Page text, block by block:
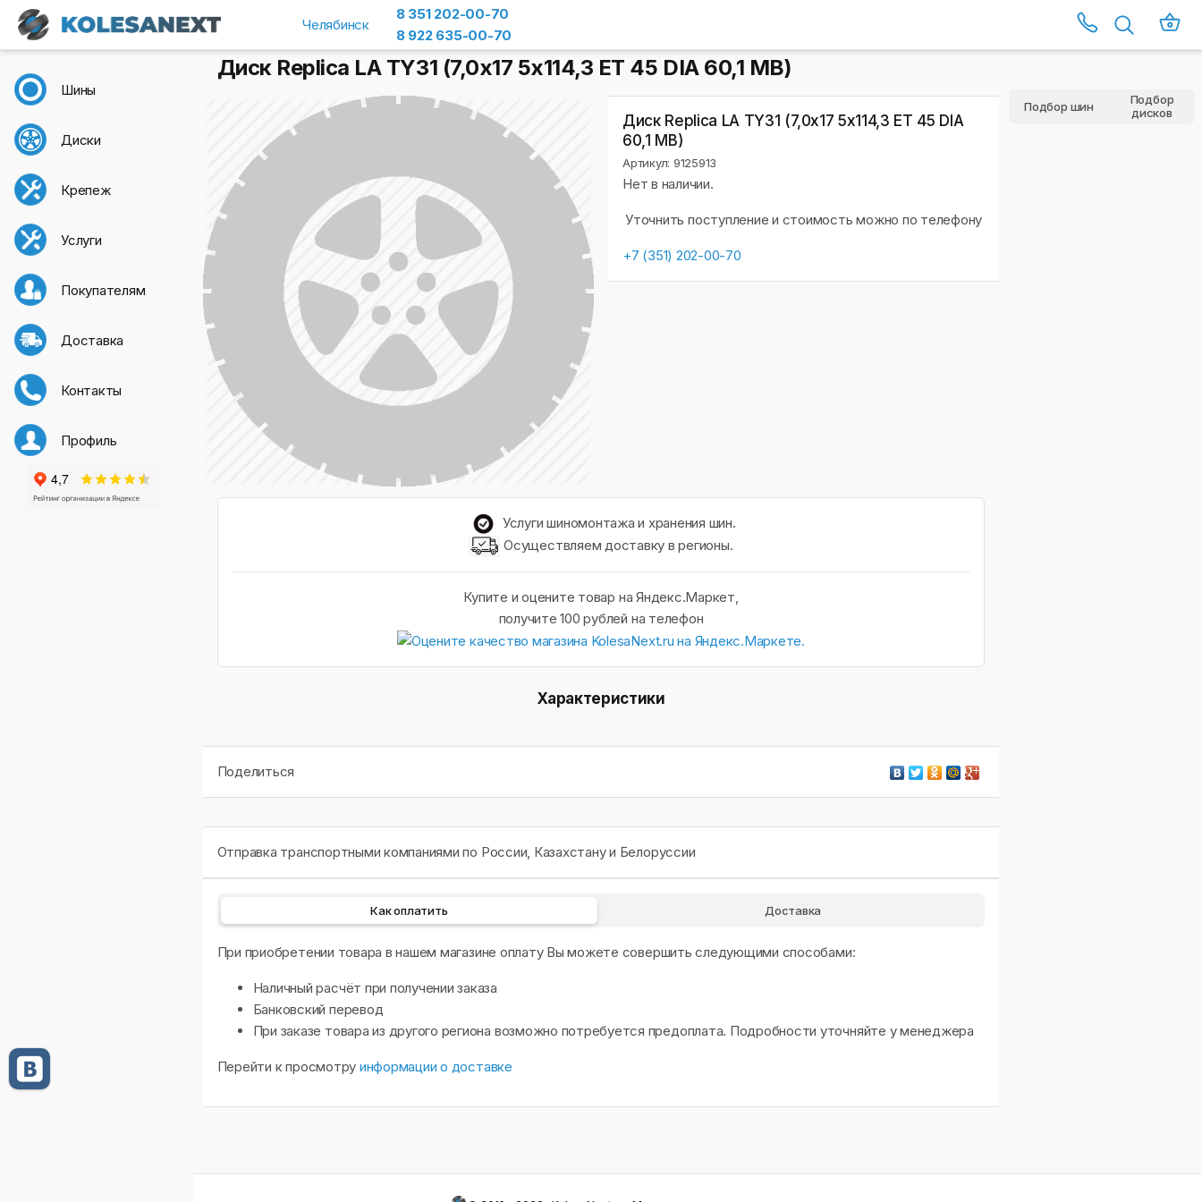
Челябинск
8 351 202-00-70
8 922 635-00-70
Шины
Диски
Крепеж
Услуги
Покупателям
Доставка
Контакты
Профиль
Диск Replica LA TY31 (7,0х17 5x114,3 ET 45 DIA 60,1 MB)
Диск Replica LA TY31 (7,0х17 5x114,3 ET 45 DIA
60,1 MB)
Артикул: 9125913
Нет в наличии.
Уточнить поступление и стоимость можно по телефону
+7 (351) 202-00-70
Услуги шиномонтажа и хранения шин.
Осуществляем доставку в регионы.
Купите и оцените товар на Яндекс.Маркет,
получите 100 рублей на телефон
Характеристики
Поделиться
Отправка транспортными компаниями по России, Казахстану и Белоруссии
Как оплатить Доставка
При приобретении товара в нашем магазине оплату Вы можете совершить следующими способами:
Наличный расчёт при получении заказа
Банковский перевод
При заказе товара из другого региона возможно потребуется предоплата. Подробности уточняйте у менеджера
Перейти к просмотру информации о доставке
Подбор шин
Подбор
дисков